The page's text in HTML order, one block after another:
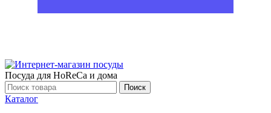
Посуда для HoReCa и дома
Поиск
Каталог